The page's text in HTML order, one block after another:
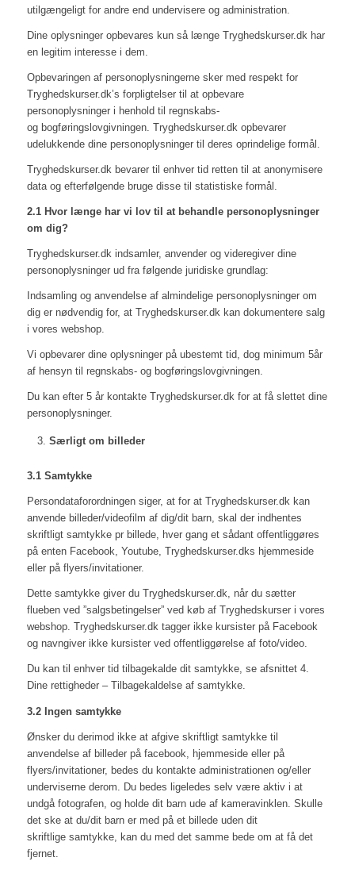
utilgængeligt for andre end undervisere og administration.
Dine oplysninger opbevares kun så længe Tryghedskurser.dk har
en legitim interesse i dem.
Opbevaringen af personoplysningerne sker med respekt for
Tryghedskurser.dk’s forpligtelser til at opbevare
personoplysninger i henhold til regnskabs-
og bogføringslovgivningen. Tryghedskurser.dk opbevarer
udelukkende dine personoplysninger til deres oprindelige formål.
Tryghedskurser.dk bevarer til enhver tid retten til at anonymisere
data og efterfølgende bruge disse til statistiske formål.
2.1 Hvor længe har vi lov til at behandle personoplysninger
om dig?
Tryghedskurser.dk indsamler, anvender og videregiver dine
personoplysninger ud fra følgende juridiske grundlag:
Indsamling og anvendelse af almindelige personoplysninger om
dig er nødvendig for, at Tryghedskurser.dk kan dokumentere salg
i vores webshop.
Vi opbevarer dine oplysninger på ubestemt tid, dog minimum 5år
af hensyn til regnskabs- og bogføringslovgivningen.
Du kan efter 5 år kontakte Tryghedskurser.dk for at få slettet dine
personoplysninger.
Særligt om billeder
3.1 Samtykke
Persondataforordningen siger, at for at Tryghedskurser.dk kan
anvende billeder/videofilm af dig/dit barn, skal der indhentes
skriftligt samtykke pr billede, hver gang et sådant offentliggøres
på enten Facebook, Youtube, Tryghedskurser.dks hjemmeside
eller på flyers/invitationer.
Dette samtykke giver du Tryghedskurser.dk, når du sætter
flueben ved ”salgsbetingelser” ved køb af Tryghedskurser i vores
webshop. Tryghedskurser.dk tagger ikke kursister på Facebook
og navngiver ikke kursister ved offentliggørelse af foto/video.
Du kan til enhver tid tilbagekalde dit samtykke, se afsnittet 4.
Dine rettigheder – Tilbagekaldelse af samtykke.
3.2 Ingen samtykke
Ønsker du derimod ikke at afgive skriftligt samtykke til
anvendelse af billeder på facebook, hjemmeside eller på
flyers/invitationer, bedes du kontakte administrationen og/eller
underviserne derom. Du bedes ligeledes selv være aktiv i at
undgå fotografen, og holde dit barn ude af kameravinklen. Skulle
det ske at du/dit barn er med på et billede uden dit
skriftlige samtykke, kan du med det samme bede om at få det
fjernet.